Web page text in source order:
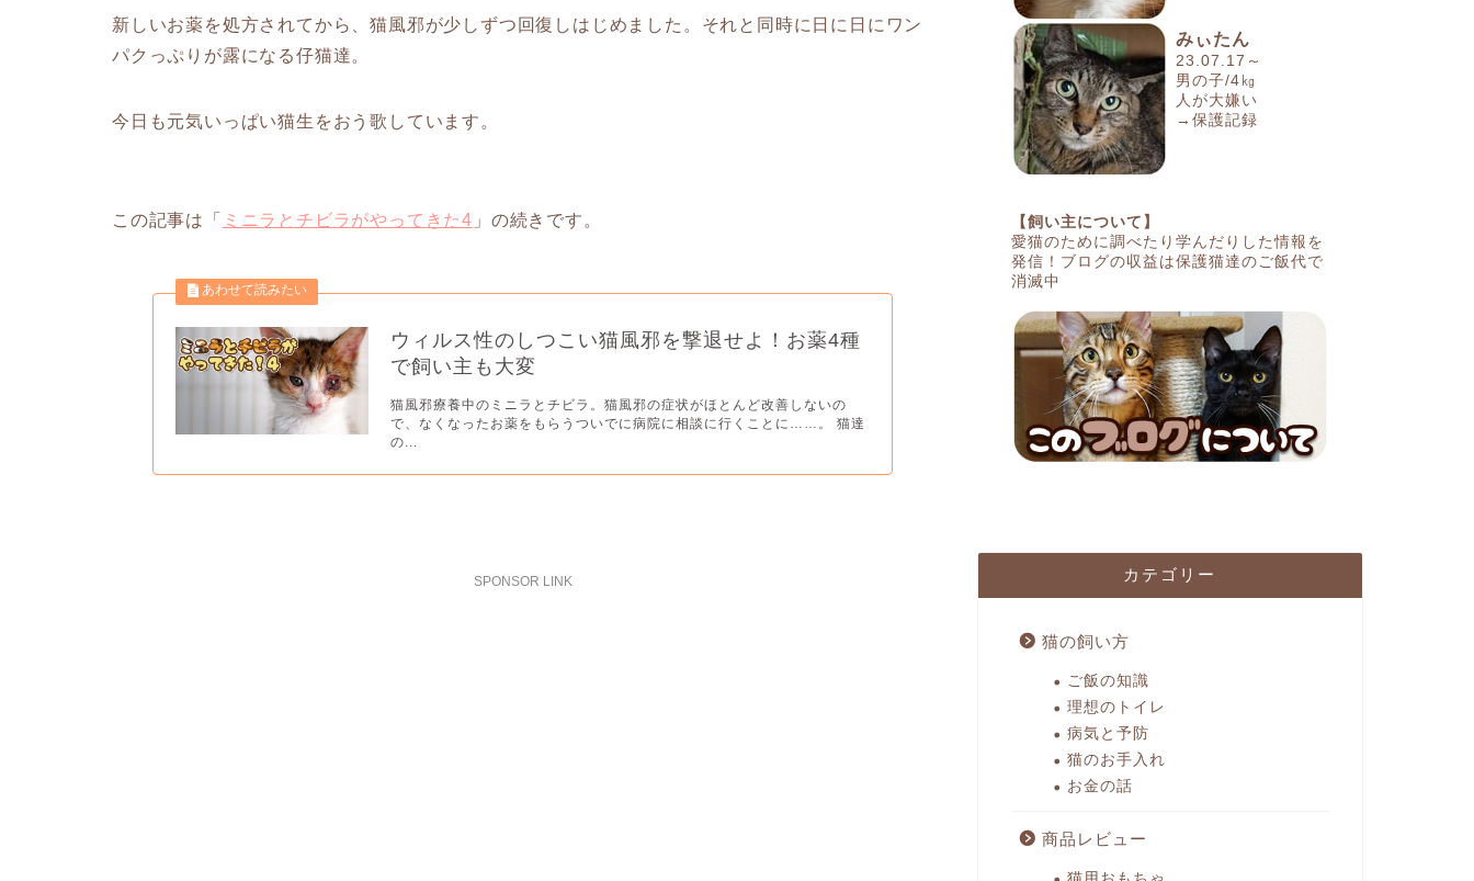
新しいお薬を処方されてから、猫風邪が少しずつ回復しはじめました。それと同時に日に日にワン
パクっぷりが露になる仔猫達。
今日も元気いっぱい猫生をおう歌しています。
この記事は「 ミニラとチビラがやってきた4 」の続きです。
ウィルス性のしつこい猫風邪を撃退せよ！お薬4種
で飼い主も大変
猫風邪療養中のミニラとチビラ。猫風邪の症状がほとんど改善しないの
で、なくなったお薬をもらうついでに病院に相談に行くことに……。 猫達
の...
SPONSOR LINK
みぃたん
23.07.17～
男の子/4㎏
人が大嫌い
→保護記録
【飼い主について】
愛猫のために調べたり学んだりした情報を
発信！ブログの収益は保護猫達のご飯代で
消滅中
カテゴリー
猫の飼い方
ご飯の知識
理想のトイレ
病気と予防
猫のお手入れ
お金の話
商品レビュー